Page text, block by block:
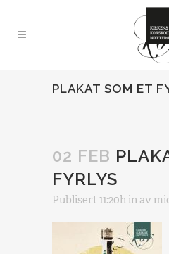
PLAKAT SOM ET
02 FEB
FYRLYS
Publisert 11:20hin av